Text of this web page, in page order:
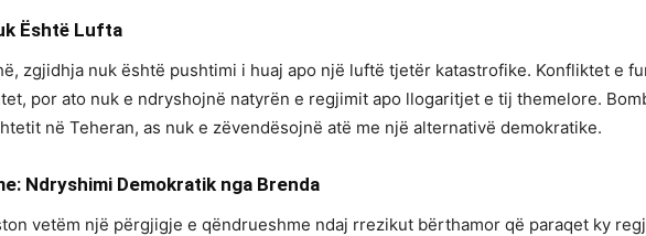
Është Lufta
zgjidhja nuk është pushtimi i huaj apo një luftë tjetër katastrofike. Konfliktet e
por ato nuk e ndryshojnë natyrën e regjimit apo llogaritjet e tij themelore.
në Teheran, as nuk e zëvendësojnë atë me një alternativë demokratike.
Ndryshimi Demokratik nga Brenda
vetëm një përgjigje e qëndrueshme ndaj rrezikut bërthamor që paraqet ky